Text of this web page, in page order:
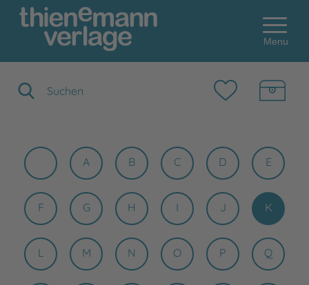
Menu
A B C D E
F G H I J K
L M N O P Q